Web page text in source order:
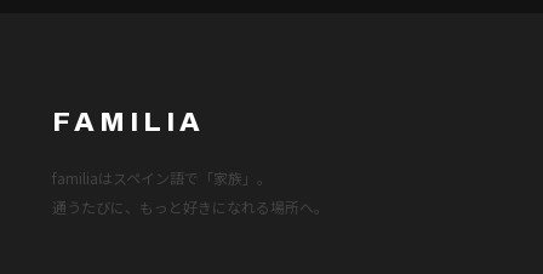
FAMILIA
familiaはスペイン語で「家族」。
通うたびに、もっと好きになれる場所へ。